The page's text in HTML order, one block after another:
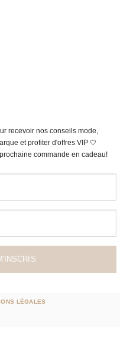
recevoir nos conseils mode,
et profiter d'offres VIP 🤍
commande en cadeau!
LÉGALES